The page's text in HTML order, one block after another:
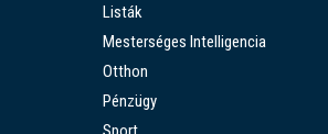
Listák
Mesterséges Intelligencia
Otthon
Pénzügy